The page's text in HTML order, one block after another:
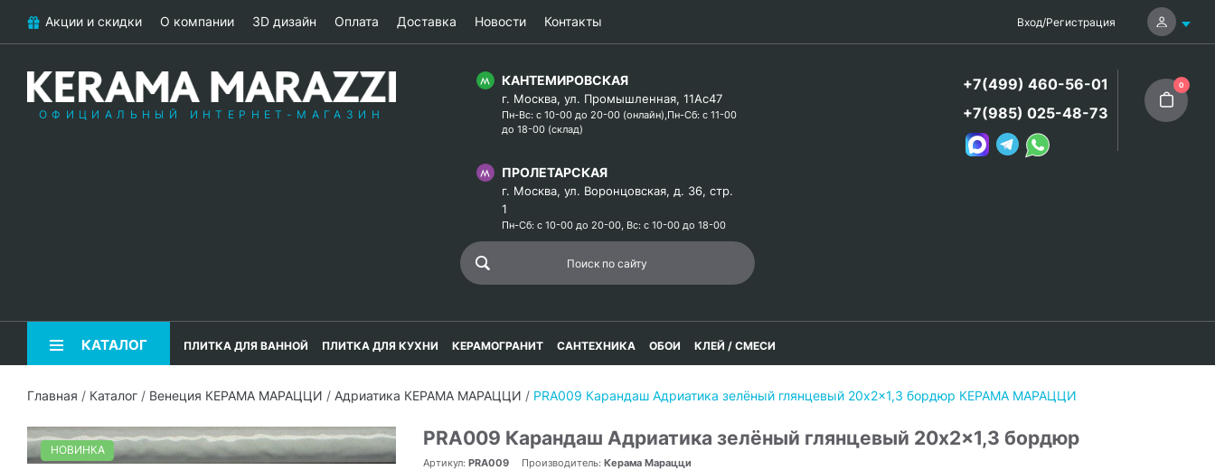
Акции и скидки О компании 3D дизайн Оплата Доставка Новости Контакты Вход/Регистрация
ОФИЦИАЛЬНЫЙ ИНТЕРНЕТ-МАГАЗИН
КАНТЕМИРОВСКАЯ
г. Москва, ул. Промышленная, 11Ас47
Пн-Вс: с 10-00 до 20-00 (онлайн),Пн-Сб: с 11-00
до 18-00 (склад)
ПРОЛЕТАРСКАЯ
г. Москва, ул. Воронцовская, д. 36, стр.
1
Пн-Сб: с 10-00 до 20-00, Вс: с 10-00 до 18-00
+7(499) 460-56-01
+7(985) 025-48-73
0
КАТАЛОГ ПЛИТКА ДЛЯ ВАННОЙ ПЛИТКА ДЛЯ КУХНИ КЕРАМОГРАНИТ САНТЕХНИКА ОБОИ КЛЕЙ / СМЕСИ
Главная / Каталог / Венеция КЕРАМА МАРАЦЦИ / Адриатика КЕРАМА МАРАЦЦИ / PRA009 Карандаш Адриатика зелёный глянцевый 20x2x1,3 бордюр КЕРАМА МАРАЦЦИ
НОВИНКА
PRA009 Карандаш Адриатика зелёный глянцевый 20x2x1,3 бордюр
Артикул: PRA009 Производитель: Керама Марацци